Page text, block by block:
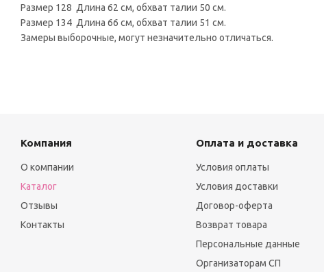
Размер 128 Длина 62 см, обхват талии 50 см.
Размер 134 Длина 66 см, обхват талии 51 см.
Замеры выборочные, могут незначительно отличаться.
Компания
О компании
Каталог
Отзывы
Контакты
Оплата и доставка
Условия оплаты
Условия доставки
Договор-оферта
Возврат товара
Персональные данные
Организаторам СП